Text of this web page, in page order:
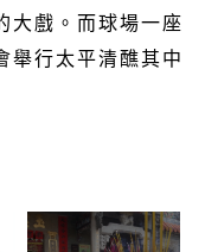
大戲。而球場一座
舉行太平清醮其中